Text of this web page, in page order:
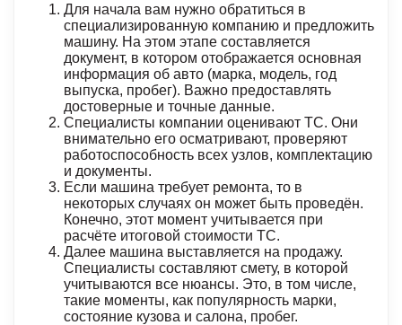
Для начала вам нужно обратиться в
специализированную компанию и предложить
машину. На этом этапе составляется
документ, в котором отображается основная
информация об авто (марка, модель, год
выпуска, пробег). Важно предоставлять
достоверные и точные данные.
Специалисты компании оценивают ТС. Они
внимательно его осматривают, проверяют
работоспособность всех узлов, комплектацию
и документы.
Если машина требует ремонта, то в
некоторых случаях он может быть проведён.
Конечно, этот момент учитывается при
расчёте итоговой стоимости ТС.
Далее машина выставляется на продажу.
Специалисты составляют смету, в которой
учитываются все нюансы. Это, в том числе,
такие моменты, как популярность марки,
состояние кузова и салона, пробег.